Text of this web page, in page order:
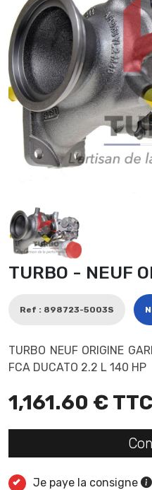
TURBO - NEUF
Ref : 898723-5003S
TURBO NEUF ORIGINE
FCA DUCATO 2.2 L 140 HP
1,161.60 € TTC
Je paye la consigne